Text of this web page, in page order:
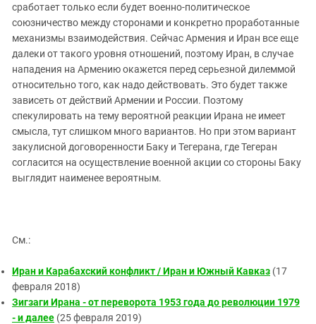
сработает только если будет военно-политическое
союзничество между сторонами и конкретно проработанные
механизмы взаимодействия. Сейчас Армения и Иран все еще
далеки от такого уровня отношений, поэтому Иран, в случае
нападения на Армению окажется перед серьезной дилеммой
относительно того, как надо действовать. Это будет также
зависеть от действий Армении и России. Поэтому
спекулировать на тему вероятной реакции Ирана не имеет
смысла, тут слишком много вариантов. Но при этом вариант
закулисной договоренности Баку и Тегерана, где Тегеран
согласится на осуществление военной акции со стороны Баку
выглядит наименее вероятным.
См.:
Иран и Карабахский конфликт / Иран и Южный Кавказ (17
февраля 2018)
Зигзаги Ирана - от переворота 1953 года до революции 1979
- и далее (25 февраля 2019)